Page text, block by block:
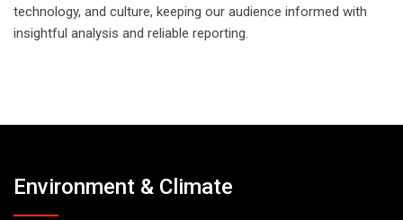
technology, and culture, keeping our audience informed with
insightful analysis and reliable reporting.
Environment & Climate